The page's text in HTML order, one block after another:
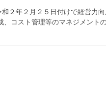
２年２月２５日付けで経営力
コスト管理等のマネジメント